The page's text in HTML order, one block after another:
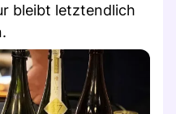
bleibt letztendlich